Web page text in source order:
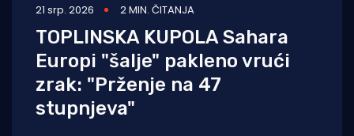
21 srp. 2026 2 MIN. ČITANJA
TOPLINSKA KUPOLA Sahara
Europi "šalje" pakleno vrući
zrak: "Prženje na 47
stupnjeva"